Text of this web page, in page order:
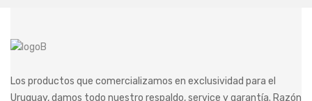
Los productos que comercializamos en exclusividad para el
Uruguay,damos todo nuestro respaldo, service y garantía. Razón